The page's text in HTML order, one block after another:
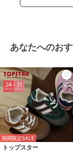
あなたへのお
期間限定SALE
トップスター